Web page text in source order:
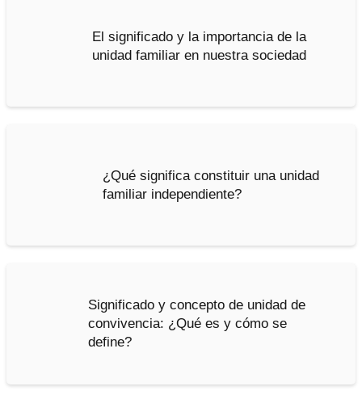
El significado y la importancia de la
unidad familiar en nuestra sociedad
¿Qué significa constituir una unidad
familiar independiente?
Significado y concepto de unidad de
convivencia: ¿Qué es y cómo se
define?